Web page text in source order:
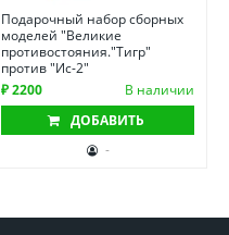
Подарочный набор сборных
моделей "Великие
противостояния."Тигр"
против "Ис-2"
₽ 2200
В наличии
ДОБАВИТЬ
-